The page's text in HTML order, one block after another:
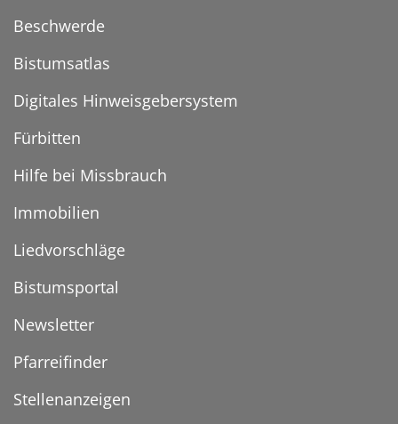
Beschwerde
Bistumsatlas
Digitales Hinweisgebersystem
Fürbitten
Hilfe bei Missbrauch
Immobilien
Liedvorschläge
Bistumsportal
Newsletter
Pfarreifinder
Stellenanzeigen